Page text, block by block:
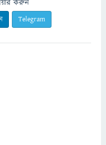
করুন
Telegram